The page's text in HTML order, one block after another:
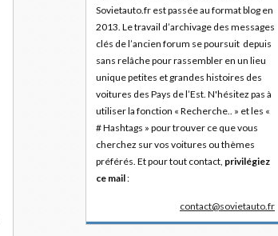
Sovietauto.fr est passée au format blog en
2013. Le travail d’archivage des messages
clés de l’ancien forum se poursuit depuis
sans relâche pour rassembler en un lieu
unique petites et grandes histoires des
voitures des Pays de l’Est. N'hésitez pas à
utiliser la fonction « Recherche.. » et les «
# Hashtags » pour trouver ce que vous
cherchez sur vos voitures ou thèmes
préférés. Et pour tout contact, privilégiez
ce mail:
contact@sovietauto.fr